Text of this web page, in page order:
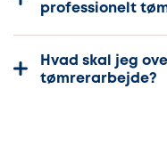
professionelt
Hvad skal jeg
tømrerarbejde?